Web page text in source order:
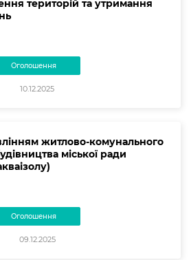
територій та утримання
Оголошення
10.12.2025
житлово-комунального
міської ради
Оголошення
09.12.2025